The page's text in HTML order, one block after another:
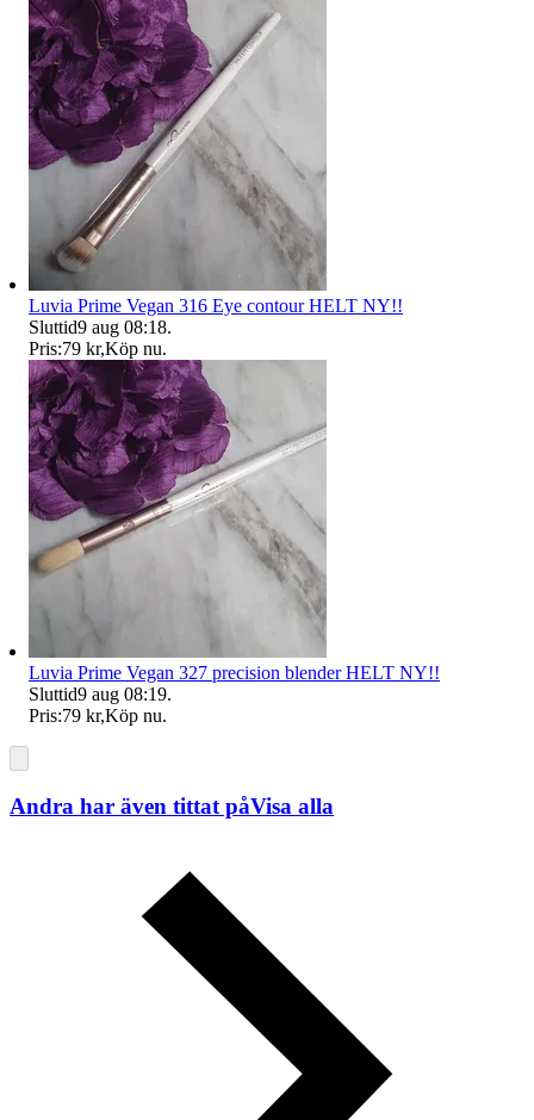
Luvia Prime Vegan 316 Eye contour HELT NY!!
Sluttid9 aug 08:18.
Pris:79 kr,Köp nu.
Luvia Prime Vegan 327 precision blender HELT NY!!
Sluttid9 aug 08:19.
Pris:79 kr,Köp nu.
Andra har även tittat påVisa alla